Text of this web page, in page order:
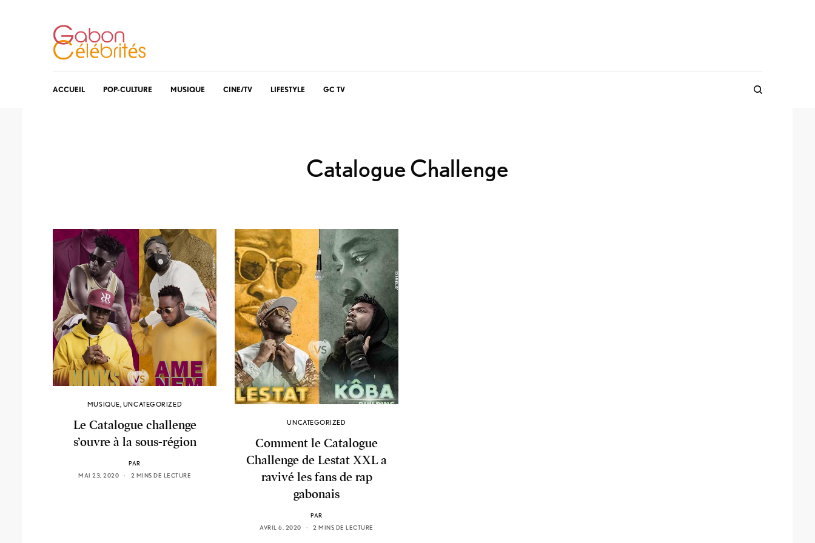
ACCUEIL POP-CULTURE MUSIQUE CINE/TV LIFESTYLE GC TV
Catalogue Challenge
MUSIQUE, UNCATEGORIZED
Le Catalogue challenge
s’ouvre à la sous-région
PAR
MAI 23, 2020
2 MINS DE LECTURE
UNCATEGORIZED
Comment le Catalogue
Challenge de Lestat XXL a
ravivé les fans de rap
gabonais
PAR
AVRIL 6, 2020
2 MINS DE LECTURE